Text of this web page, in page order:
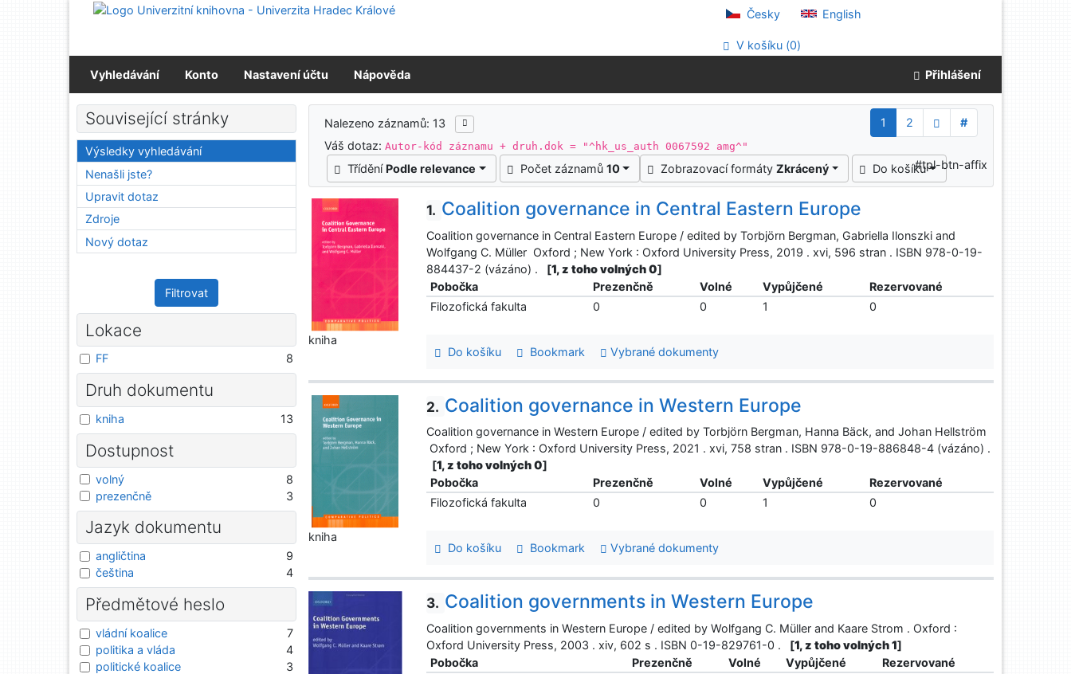
Přejít na obsah
Česky English
V košíku (0)
Vyhledávání Konto Nastavení účtu Nápověda Přihlášení
Výsledky vyhledávání
Nalezeno záznamů: 13 1 2
#
Váš dotaz:Autor-kód záznamu + druh.dok = "^hk_us_auth 0067592 amg^"
Třídění Podle relevance Počet záznamů 10 Zobrazovací formáty Zkrácený Do košíku#tpl-btn-affix
1. Coalition governance in Central Eastern Europe
Coalition governance in Central Eastern Europe / edited by Torbjörn Bergman, Gabriella Ilonszki and
Wolfgang C. Müller Oxford ; New York : Oxford University Press, 2019 . xvi, 596 stran . ISBN 978-0-19-
884437-2 (vázáno) .
[1, z toho volných 0]
Pobočka
Prezenčně Volné Vypůjčené
Rezervované
Filozofická fakulta
0 0 1 0
Do košíku Bookmark Vybrané dokumenty
kniha
2. Coalition governance in Western Europe
Coalition governance in Western Europe / edited by Torbjörn Bergman, Hanna Bäck, and Johan Hellström
Oxford ; New York : Oxford University Press, 2021 . xvi, 758 stran . ISBN 978-0-19-886848-4 (vázáno) .
[1, z toho volných 0]
Pobočka
Prezenčně Volné Vypůjčené
Rezervované
Filozofická fakulta
0 0 1 0
Do košíku Bookmark Vybrané dokumenty
kniha
3. Coalition governments in Western Europe
Coalition governments in Western Europe / edited by Wolfgang C. Müller and Kaare Strom . Oxford :
Oxford University Press, 2003 . xiv, 602 s . ISBN 0-19-829761-0 .
[1, z toho volných 1]
Pobočka
Prezenčně Volné Vypůjčené
Rezervované
Související stránky
Výsledky vyhledávání
Nenašli jste?
Upravit dotaz
Zdroje
Nový dotaz
Filtrovat
Lokace
FF 8
Druh dokumentu
kniha 13
Dostupnost
volný
8
prezenčně
3
Jazyk dokumentu
angličtina
9
čeština
4
Předmětové heslo
vládní koalice
7
politika a vláda
4
politické koalice
3